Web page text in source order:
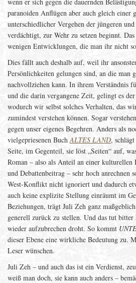
paranoiden Anflügen aber auch gleich einer
unterschiedlicher Vergehen der jüngeren
verdächtigt, zur Wehr zu setzen beginnt.
wenigen Entwicklungen, die man ihr nicht
Dies fällt auch deshalb auf, weil ihr
Persönlichkeiten gelungen sind, an die man
nachvollziehen kann. In ihrem Verständnis
und die darin vergangene Zeit, gelingt es
wodurch wir selbst solches Verhalten, das
zumindest verstehen können. Sogar
gegen unser eigenes Begehren. Anders als
vielgepriesenen BuchALTES LAND,
Seite, im Gegenteil, sie löst „Seiten“ auf,
Roman – also als Anteil an einer
und Debattenbeitrag – sehr hoch anrechnen
West-Konflikt nicht ignoriert und dadurch
auch keine explizite Stellung einräumt im
Beziehungen, trägt Juli Zeh ganz
generell zurück zu stellen. Und das tut
wieder aufzubrechen droht. So kommt
dieser Ebene eine wirkliche Bedeutung zu.
Leser wünschen.
Juli Zeh – und auch das ist ein Verdienst,
weiß man doch, sie kann auch anders –